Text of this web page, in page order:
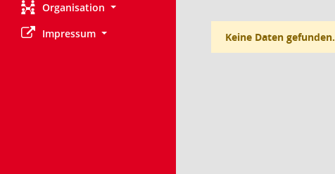
Organisation
Impressum
Keine Daten gefunden.